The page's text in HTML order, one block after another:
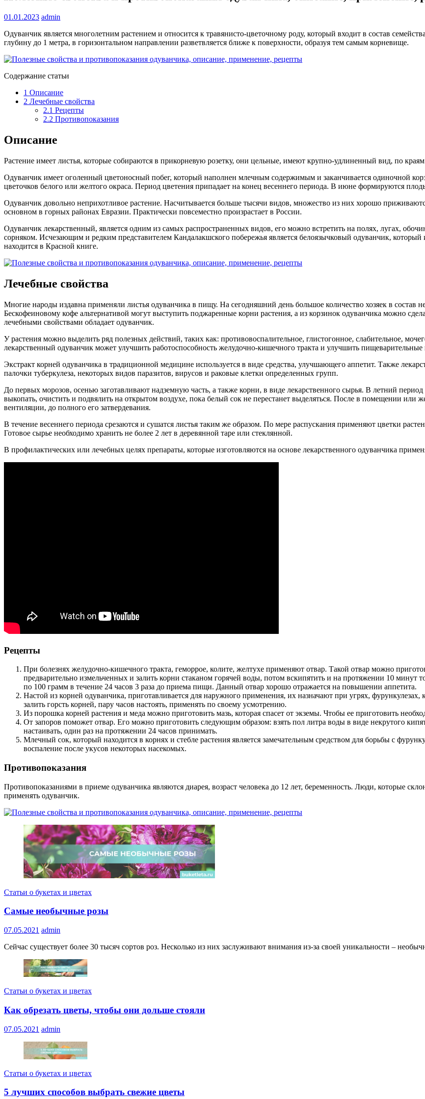
01.01.2023 admin
Одуванчик является многолетним растением и относится к травянисто-цветочному роду, который входит в состав
глубину до 1 метра, в горизонтальном направлении разветвляется ближе к поверхности, образуя тем самым корневище.
Содержание статьи
1 Описание
2 Лечебные свойства
2.1 Рецепты
2.2 Противопоказания
Описание
Растение имеет листья, которые собираются в прикорневую розетку, они цельные, имеют крупно-удлиненный вид, по
Одуванчик имеет оголенный цветоносный побег, который наполнен млечным содержимым и заканчивается одиночной
цветочков белого или желтого окраса. Период цветения припадает на конец весеннего периода. В июне формируются
Одуванчик довольно неприхотливое растение. Насчитывается больше тысячи видов, множество из них хорошо
основном в горных районах Евразии. Практически повсеместно произрастает в России.
Одуванчик лекарственный, является одним из самых распространенных видов, его можно встретить на полях, лугах,
сорняком. Исчезающим и редким представителем Кандалакшского побережья является белоязычковый одуванчик,
находится в Красной книге.
Лечебные свойства
Многие народы издавна применяли листья одуванчика в пищу. На сегодняшний день большое количество хозяек в состав
Бескофеиновому кофе альтернативой могут выступить поджаренные корни растения, а из корзинок одуванчика можно
лечебными свойствами обладает одуванчик.
У растения можно выделить ряд полезных действий, таких как: противовоспалительное, глистогонное, слабительное,
лекарственный одуванчик может улучшить работоспособность желудочно-кишечного тракта и улучшить пищеварительные
Экстракт корней одуванчика в традиционной медицине используется в виде средства, улучшающего аппетит. Также
палочки туберкулеза, некоторых видов паразитов, вирусов и раковые клетки определенных групп.
До первых морозов, осенью заготавливают надземную часть, а также корни, в виде лекарственного сырья. В летний
выкопать, очистить и подвялить на открытом воздухе, пока белый сок не перестанет выделяться. После в помещении или
вентиляции, до полного его затвердевания.
В течение весеннего периода срезаются и сушатся листья таким же образом. По мере распускания применяют цветки
Готовое сырье необходимо хранить не более 2 лет в деревянной таре или стеклянной.
В профилактических или лечебных целях препараты, которые изготовляются на основе лекарственного одуванчика
Рецепты
При болезнях желудочно-кишечного тракта, геморрое, колите, желтухе применяют отвар. Такой отвар можно
предварительно измельченных и залить корни стаканом горячей воды, потом вскипятить и на протяжении 10 минут
по 100 грамм в течение 24 часов 3 раза до приема пищи. Данный отвар хорошо отражается на повышении аппетита.
Настой из корней одуванчика, приготавливается для наружного применения, их назначают при угрях,
залить горсть корней, пару часов настоять, применять по своему усмотрению.
Из порошка корней растения и меда можно приготовить мазь, которая спасет от экземы. Чтобы ее приготовить
От запоров поможет отвар. Его можно приготовить следующим образом: взять пол литра воды в виде некрутого
настаивать, один раз на протяжении 24 часов принимать.
Млечный сок, который находится в корнях и стебле растения является замечательным средством для борьбы с
воспаление после укусов некоторых насекомых.
Противопоказания
Противопоказаниями в приеме одуванчика являются диарея, возраст человека до 12 лет, беременность. Люди, которые
применять одуванчик.
Статьи о букетах и цветах
Самые необычные розы
07.05.2021 admin
Сейчас существует более 30 тысяч сортов роз. Несколько из них заслуживают внимания из-за своей уникальности –
Статьи о букетах и цветах
Как обрезать цветы, чтобы они дольше стояли
07.05.2021 admin
Статьи о букетах и цветах
5 лучших способов выбрать свежие цветы